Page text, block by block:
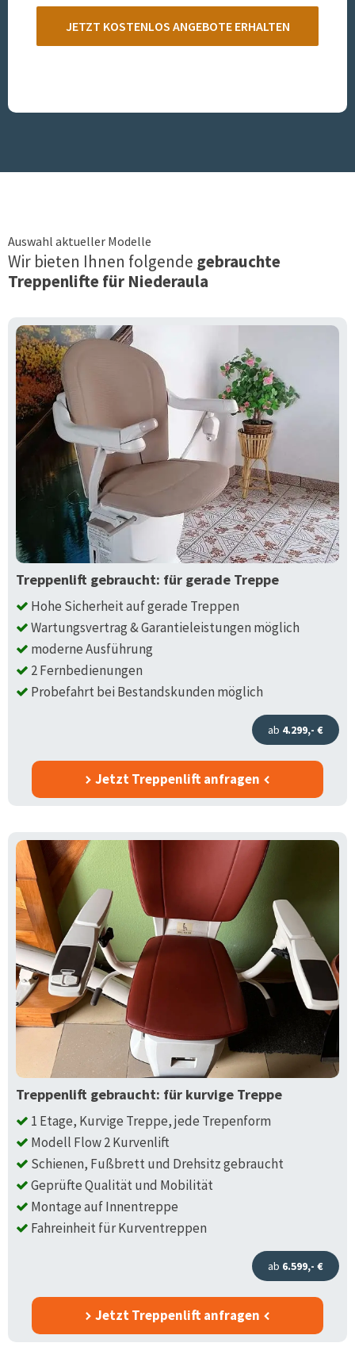
JETZT KOSTENLOS ANGEBOTE ERHALTEN
Auswahl aktueller Modelle
Wir bieten Ihnen folgende gebrauchte
Treppenlifte für Niederaula
Treppenlift gebraucht: für gerade Treppe
Hohe Sicherheit auf gerade Treppen
Wartungsvertrag & Garantieleistungen möglich
moderne Ausführung
2 Fernbedienungen
Probefahrt bei Bestandskunden möglich
ab 4.299,- €
Jetzt Treppenlift anfragen
Treppenlift gebraucht: für kurvige Treppe
1 Etage, Kurvige Treppe, jede Trepenform
Modell Flow 2 Kurvenlift
Schienen, Fußbrett und Drehsitz gebraucht
Geprüfte Qualität und Mobilität
Montage auf Innentreppe
Fahreinheit für Kurventreppen
ab 6.599,- €
Jetzt Treppenlift anfragen